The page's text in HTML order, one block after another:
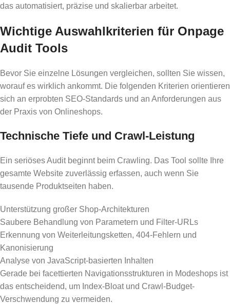
das automatisiert, präzise und skalierbar arbeitet.
Wichtige Auswahlkriterien für Onpage
Audit Tools
Bevor Sie einzelne Lösungen vergleichen, sollten Sie wissen,
worauf es wirklich ankommt. Die folgenden Kriterien orientieren
sich an erprobten SEO-Standards und an Anforderungen aus
der Praxis von Onlineshops.
Technische Tiefe und Crawl-Leistung
Ein seriöses Audit beginnt beim Crawling. Das Tool sollte Ihre
gesamte Website zuverlässig erfassen, auch wenn Sie
tausende Produktseiten haben.
Unterstützung großer Shop-Architekturen
Saubere Behandlung von Parametern und Filter-URLs
Erkennung von Weiterleitungsketten, 404-Fehlern und
Kanonisierung
Analyse von JavaScript-basierten Inhalten
Gerade bei facettierten Navigationsstrukturen in Modeshops ist
das entscheidend, um Index-Bloat und Crawl-Budget-
Verschwendung zu vermeiden.